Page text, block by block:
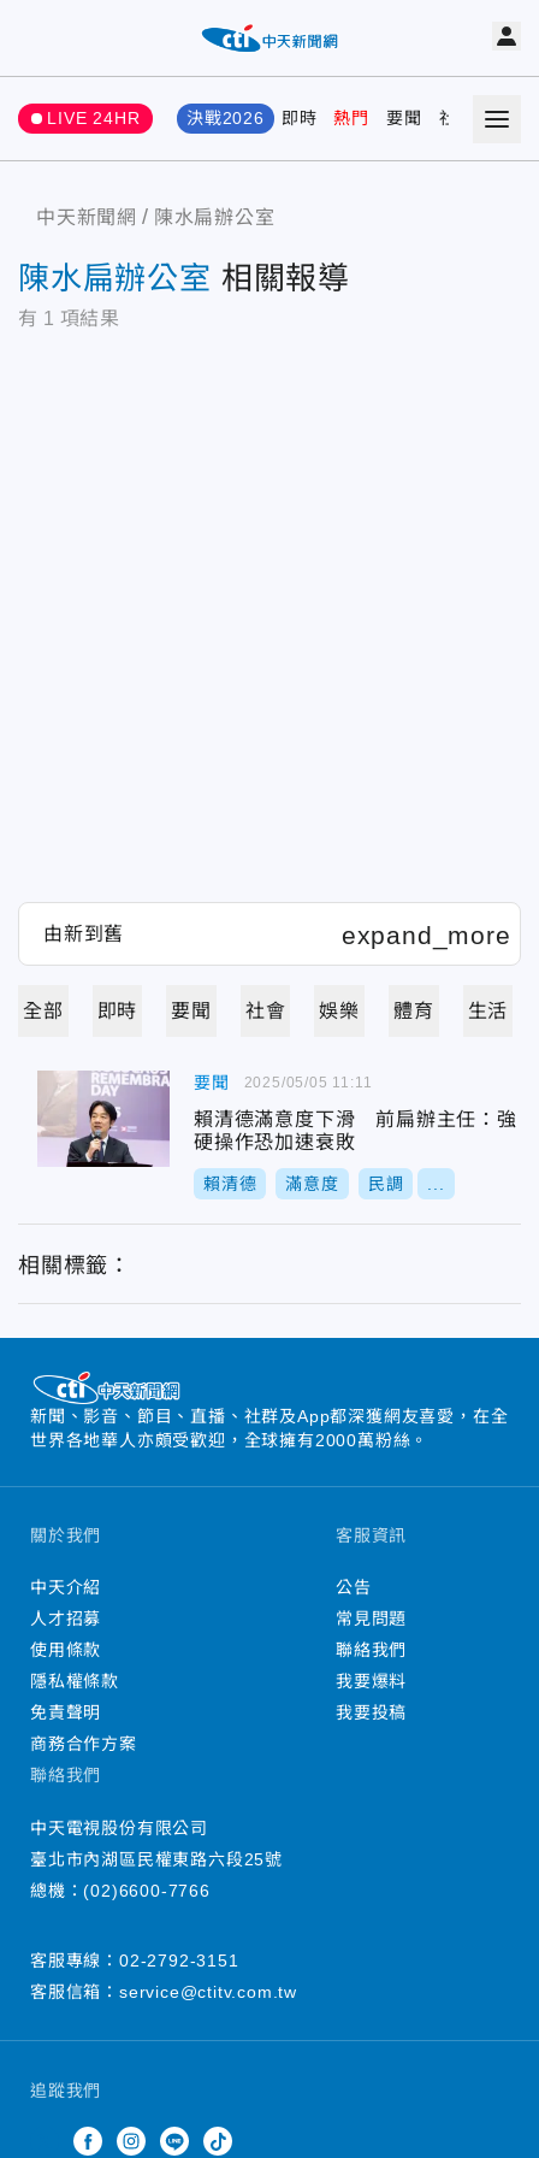
LIVE 24HR 決戰2026 即時 熱門 要聞 社會 娛樂
中天新聞網 陳水扁辦公室
陳水扁辦公室 相關報導
有 1 項結果
全部 即時 要聞 社會 娛樂 體育 生活
要聞
賴清德滿意度下滑 前扁辦主任：強
硬操作恐加速衰敗
賴清德 滿意度 民調
2025/05/05 11:11
相關標籤：
新聞、影音、節目、直播、社群及App都深獲網友喜愛，在全
世界各地華人亦頗受歡迎，全球擁有2000萬粉絲。
追蹤我們
關於我們
中天介紹
人才招募
使用條款
隱私權條款
免責聲明
商務合作方案
客服資訊
公告
常見問題
聯絡我們
我要爆料
我要投稿
聯絡我們
中天電視股份有限公司
臺北市內湖區民權東路六段25號
總機：(02)6600-7766
客服專線： 02-2792-3151
客服信箱： service@ctitv.com.tw